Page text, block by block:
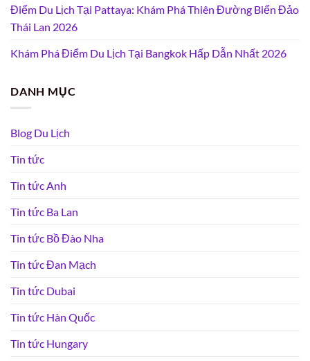
Điểm Du Lịch Tại Pattaya: Khám Phá Thiên Đường Biển Đảo
Thái Lan 2026
Khám Phá Điểm Du Lịch Tại Bangkok Hấp Dẫn Nhất 2026
DANH MỤC
Blog Du Lịch
Tin tức
Tin tức Anh
Tin tức Ba Lan
Tin tức Bồ Đào Nha
Tin tức Đan Mạch
Tin tức Dubai
Tin tức Hàn Quốc
Tin tức Hungary